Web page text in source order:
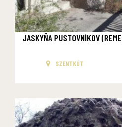
JASKYŇA PUSTOVNÍKOV
SZENTKÚT